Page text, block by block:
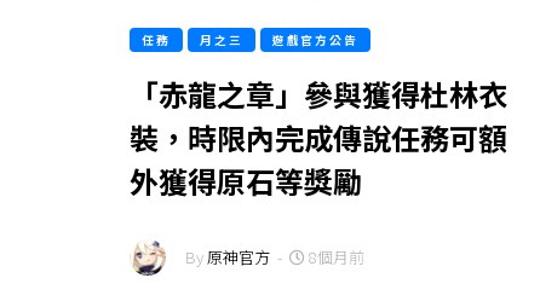
任務 月之三 遊戲官方公告
「赤龍之章」參與獲得杜林衣
裝，時限內完成傳說任務可額
外獲得原石等獎勵
By原神官方 - 8個月前